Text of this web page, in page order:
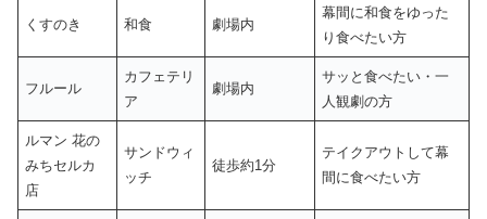
くすのき 和食 劇場内
幕間に和食をゆった
り食べたい方
フルール
カフェテリ
ア
劇場内
サッと食べたい・一
人観劇の方
ルマン 花の
みちセルカ
店
サンドウィ
ッチ
徒歩約1分
テイクアウトして幕
間に食べたい方